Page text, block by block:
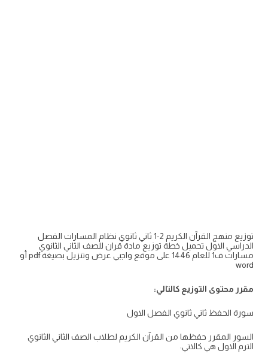
توزيع منهج القرآن الكريم 2-1 ثاني ثانوي نظام المسارات الفصل
الدراسي الاول تحميل خطة توزيع مادة قران للصف الثاني الثانوي
مسارات ف1 للعام 1446 على موقع واجبي عرض وتنزيل بصيغة pdf أو
word
مقرر محتوى التوزيع كالتالي:
سورة الحفظ ثاني ثانوي الفصل الاول
السور المقرر حفظها من القرآن الكريم لطلاب الصف الثاني الثانوي
الترم الاول هي كالاتي: